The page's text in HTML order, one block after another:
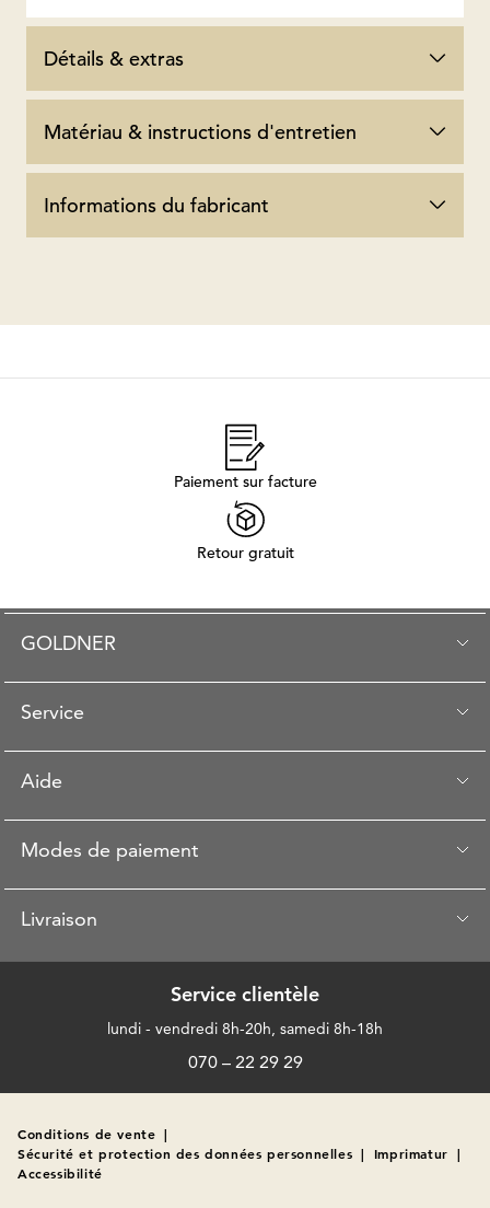
Détails & extras
Matériau & instructions d'entretien
Informations du fabricant
Paiement sur facture
Retour gratuit
GOLDNER
Service
Aide
Modes de paiement
Livraison
Service clientèle
lundi - vendredi 8h-20h, samedi 8h-18h
070 – 22 29 29
Conditions de vente |
Sécurité et protection des données personnelles | Imprimatur |
Accessibilité